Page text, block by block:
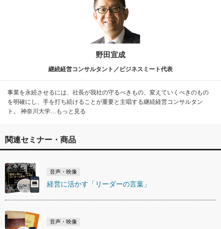
野田宜成
継続経営コンサルタント／ビジネスミート代表
事業を永続させるには、社長が我社の守るべきもの、変えていくべきのもの
を明確にし、手を打ち続けることが重要と主唱する継続経営コンサルタン
ト。 神奈川大学…もっと見る
関連セミナー・商品
音声・映像
経営に活かす「リーダーの言葉」
音声・映像